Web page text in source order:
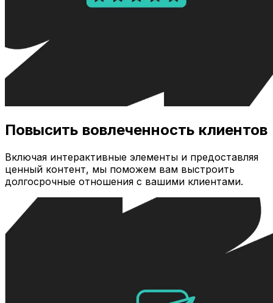
Повысить вовлеченность клиентов
Включая интерактивные элементы и предоставляя
ценный контент, мы поможем вам выстроить
долгосрочные отношения с вашими клиентами.